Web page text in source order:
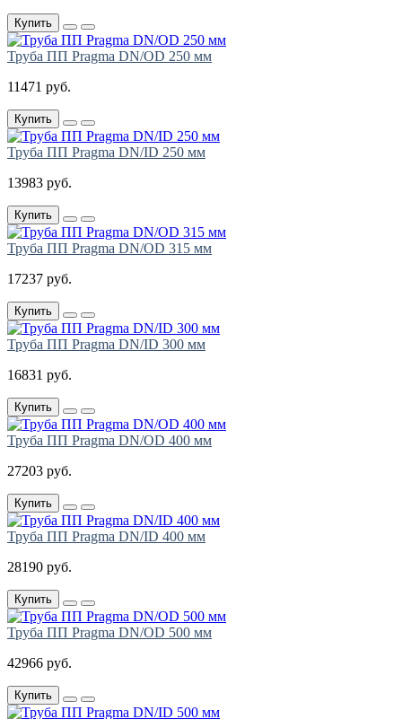
Купить
Труба ПП Pragma DN/OD 250 мм
11471 руб.
Купить
Труба ПП Pragma DN/ID 250 мм
13983 руб.
Купить
Труба ПП Pragma DN/OD 315 мм
17237 руб.
Купить
Труба ПП Pragma DN/ID 300 мм
16831 руб.
Купить
Труба ПП Pragma DN/OD 400 мм
27203 руб.
Купить
Труба ПП Pragma DN/ID 400 мм
28190 руб.
Купить
Труба ПП Pragma DN/OD 500 мм
42966 руб.
Купить